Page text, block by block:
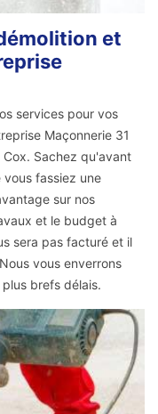
et
services pour vos
Maçonnerie 31
Sachez qu'avant
fassiez une
sur nos
et le budget à
sera pas facturé et il
vous enverrons
brefs délais.